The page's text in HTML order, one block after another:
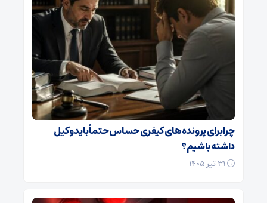
چرا برای پرونده‌های کیفری حساس حتماً باید وکیل
داشته باشیم؟